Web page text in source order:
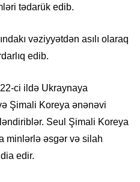
tədarük edib.
vəziyyətdən asılı olaraq
edib.
ci ildə Ukraynaya
Şimali Koreya ənənəvi
Seul Şimali Koreya
minlərlə əsgər və silah
edir.